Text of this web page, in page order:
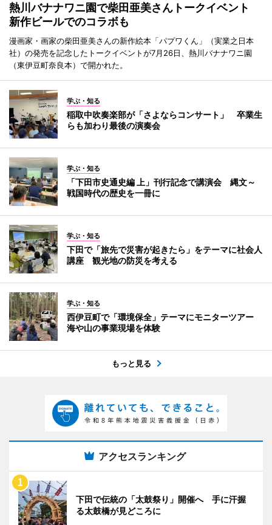
熱川バナナワニ園で柴田亜美さんトークイベント
新作ビールでのコラボも
漫画家・画家の柴田亜美さんの新作絵本「パプワくん」（実業之日本
社）の発売を記念したトークイベントが7月26日、熱川バナナワニ園
（東伊豆町奈良本）で開かれた。
学ぶ・知る
稲取中吹奏楽部が「さよならコンサート」 卒業生
らも加わり最後の演奏会
学ぶ・知る
「下田市史通史編 上」刊行記念で講演会 縄文～
戦国時代の歴史を一冊に
学ぶ・知る
下田で「旅先で災害が起きたら」をテーマに社会人
講座 観光地の防災を考える
学ぶ・知る
西伊豆町で「環境保全」テーマにモニターツアー
海や山の事業現場を体験
もっと見る
アクセスランキング
下田で伝統の「太鼓祭り」開催へ 手に汗握
る太鼓橋が見どころに